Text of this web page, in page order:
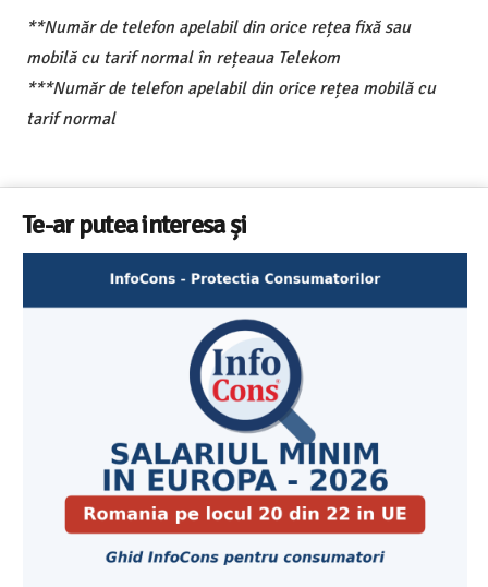
**Număr de telefon apelabil din orice rețea fixă sau
mobilă cu tarif normal în rețeaua Telekom
***Număr de telefon apelabil din orice rețea mobilă cu
tarif normal
Te-ar putea interesa și
Cele mai bune masini de spalat vase independente cu
Aplicatia InfoCons